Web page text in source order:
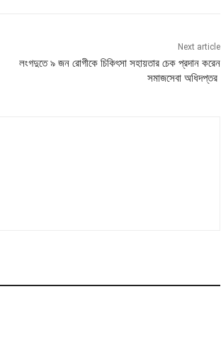
Next article
লংগদুতে ৯ জন রোগীকে চিকিৎসা সহায়তার চেক প্রদান করেন
সমাজসেবা অধিদপ্তর